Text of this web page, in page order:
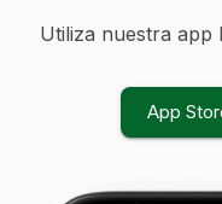
Utiliza nuestra app
App